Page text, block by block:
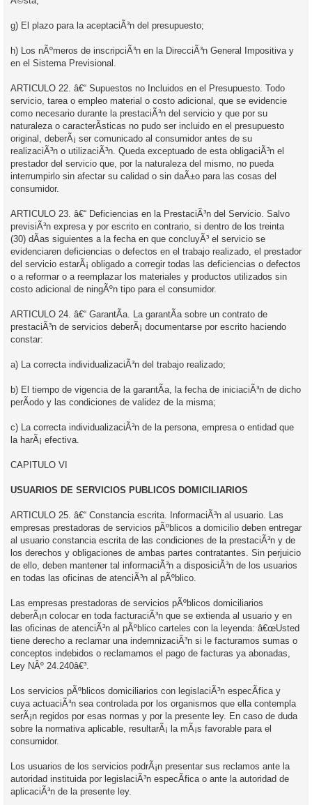
g) El plazo para la aceptaciÃ³n del presupuesto;
h) Los nÃºmeros de inscripciÃ³n en la DirecciÃ³n General Impositiva y
en el Sistema Previsional.
ARTICULO 22. â€“ Supuestos no Incluidos en el Presupuesto. Todo
servicio, tarea o empleo material o costo adicional, que se evidencie
como necesario durante la prestaciÃ³n del servicio y que por su
naturaleza o caracterÃ­sticas no pudo ser incluido en el presupuesto
original, deberÃ¡ ser comunicado al consumidor antes de su
realizaciÃ³n o utilizaciÃ³n. Queda exceptuado de esta obligaciÃ³n el
prestador del servicio que, por la naturaleza del mismo, no pueda
interrumpirlo sin afectar su calidad o sin daÃ±o para las cosas del
consumidor.
ARTICULO 23. â€“ Deficiencias en la PrestaciÃ³n del Servicio. Salvo
previsiÃ³n expresa y por escrito en contrario, si dentro de los treinta
(30) dÃ­as siguientes a la fecha en que concluyÃ³ el servicio se
evidenciaren deficiencias o defectos en el trabajo realizado, el prestador
del servicio estarÃ¡ obligado a corregir todas las deficiencias o defectos
o a reformar o a reemplazar los materiales y productos utilizados sin
costo adicional de ningÃºn tipo para el consumidor.
ARTICULO 24. â€“ GarantÃ­a. La garantÃ­a sobre un contrato de
prestaciÃ³n de servicios deberÃ¡ documentarse por escrito haciendo
constar:
a) La correcta individualizaciÃ³n del trabajo realizado;
b) El tiempo de vigencia de la garantÃ­a, la fecha de iniciaciÃ³n de dicho
perÃ­odo y las condiciones de validez de la misma;
c) La correcta individualizaciÃ³n de la persona, empresa o entidad que
la harÃ¡ efectiva.
CAPITULO VI
USUARIOS DE SERVICIOS PUBLICOS DOMICILIARIOS
ARTICULO 25. â€“ Constancia escrita. InformaciÃ³n al usuario. Las
empresas prestadoras de servicios pÃºblicos a domicilio deben entregar
al usuario constancia escrita de las condiciones de la prestaciÃ³n y de
los derechos y obligaciones de ambas partes contratantes. Sin perjuicio
de ello, deben mantener tal informaciÃ³n a disposiciÃ³n de los usuarios
en todas las oficinas de atenciÃ³n al pÃºblico.
Las empresas prestadoras de servicios pÃºblicos domiciliarios
deberÃ¡n colocar en toda facturaciÃ³n que se extienda al usuario y en
las oficinas de atenciÃ³n al pÃºblico carteles con la leyenda: â€œUsted
tiene derecho a reclamar una indemnizaciÃ³n si le facturamos sumas o
conceptos indebidos o reclamamos el pago de facturas ya abonadas,
Ley NÂº 24.240â€³.
Los servicios pÃºblicos domiciliarios con legislaciÃ³n especÃ­fica y
cuya actuaciÃ³n sea controlada por los organismos que ella contempla
serÃ¡n regidos por esas normas y por la presente ley. En caso de duda
sobre la normativa aplicable, resultarÃ¡ la mÃ¡s favorable para el
consumidor.
Los usuarios de los servicios podrÃ¡n presentar sus reclamos ante la
autoridad instituida por legislaciÃ³n especÃ­fica o ante la autoridad de
aplicaciÃ³n de la presente ley.